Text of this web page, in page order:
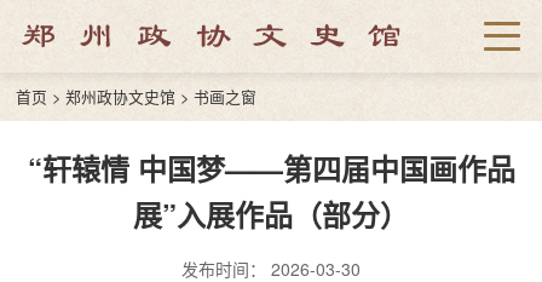
首页 >郑州政协文史馆 >书画之窗
“轩辕情 中国梦——第四届中国画作品
展”入展作品（部分）
发布时间：
2026-03-30